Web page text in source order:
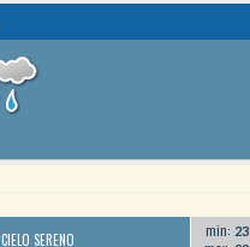
CIELO SERENO min: